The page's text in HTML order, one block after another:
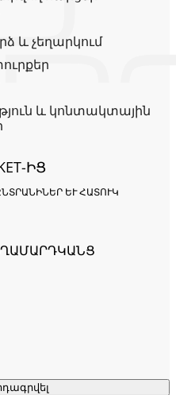
և չեղարկում
և կոնտակտային
ԻՑ
ԵՒ ՀԱՏՈՒԿ Ա